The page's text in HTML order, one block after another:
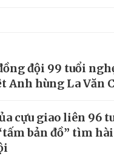
đội 99 tuổi
Anh hùng La Văn
cựu giao liên 96
bản đồ” tìm